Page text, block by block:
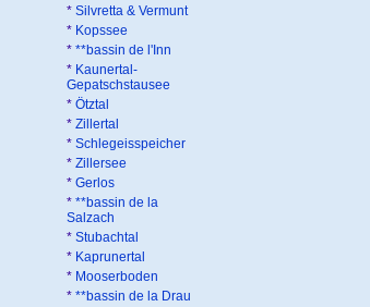
* Silvretta & Vermunt
* Kopssee
* **bassin de l'Inn
* Kaunertal-
Gepatschstausee
* Ötztal
* Zillertal
* Schlegeisspeicher
* Zillersee
* Gerlos
* **bassin de la
Salzach
* Stubachtal
* Kaprunertal
* Mooserboden
* **bassin de la Drau